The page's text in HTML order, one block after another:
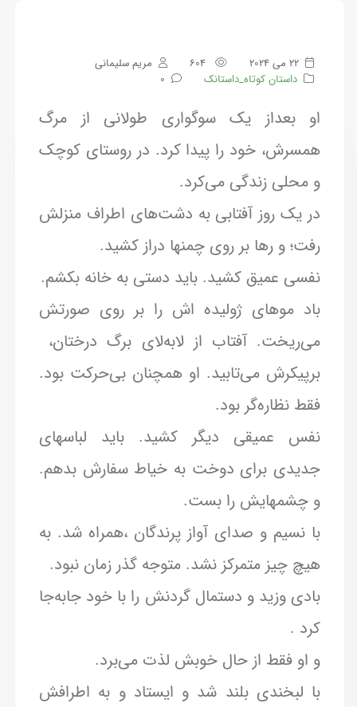
22 می 2024
مریم سلیمانی
داستان کوتاه_داستانک
0
او بعداز یک سوگواری طولانی از مرگ
همسرش، خود را پیدا کرد. در روستای کوچک
و محلی زندگی می‌کرد.
در یک روز آفتابی به دشت‌های اطراف منزلش
رفت؛ و رها بر روی چمنها دراز کشید.
نفسی عمیق کشید. باید دستی به خانه بکشم.
باد موهای ژولیده اش را بر روی صورتش
می‌ریخت. آفتاب از لا‌به‌لای برگ درختان،
برپیکرش می‌تابید. او همچنان بی‌حرکت بود.
فقط نظاره‌گر بود.
نفس عمیقی دیگر کشید. باید لباسهای
جدیدی برای دوخت به خیاط سفارش بدهم.
و چشمهایش را بست.
با نسیم و صدای آواز پرندگان ،همراه شد. به
هیچ چیز متمرکز نشد. متوجه گذر زمان نبود.
بادی وزید و دستمال گردنش را با خود جابه‌جا
کرد .
و او فقط از حال خوبش لذت می‌برد.
با لبخندی بلند شد و ایستاد و به اطرافش